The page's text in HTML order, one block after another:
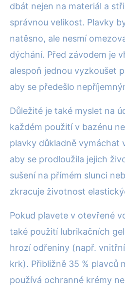
dbát nejen na materiál a
správnou velikost. Plavky
natěsno, ale nesmí
dýchání. Před závodem je
alespoň jednou vyzkoušet
aby se předešlo
Důležité je také myslet na
každém použití v bazénu
plavky důkladně vymáchat
aby se prodloužila jejich
sušení na přímém slunci
zkracuje životnost
Pokud plavete v otevřené
také použití lubrikačních
hrozí odřeniny (např.
krk). Přibližně 35 % plavců
používá ochranné krémy